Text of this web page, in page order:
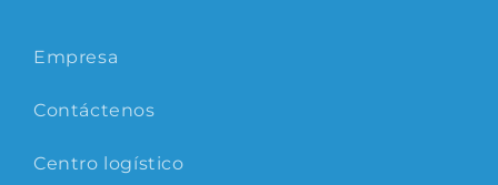
Empresa
Contáctenos
Centro logístico